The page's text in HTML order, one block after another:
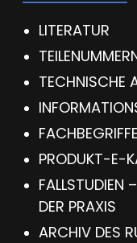
LITERATUR
TECHNISCHE
PRODUKT-E-
FALLSTUDIEN
DER PRAXIS
ARCHIV DES